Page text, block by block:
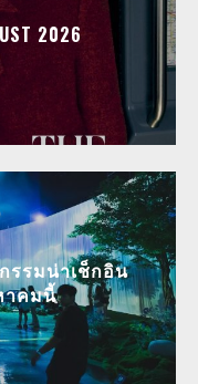
2026
กรรมน่าเช็กอิน
าคมนี้